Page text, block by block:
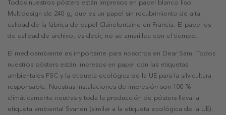
Todos nuestros pósters están impresos en papel blanco liso
Multidesign de 240 g, que es un papel sin recubrimiento de alta
calidad de la fábrica de papel Clairefontaine en Francia. El papel es
de calidad de archivo, es decir, no se amarillea con el tiempo.
El medioambiente es importante para nosotros en Dear Sam. Todos
nuestros pósters están impresos en papel con las etiquetas
ambientales FSC y la etiqueta ecológica de la UE para la silvicultura
responsable. Nuestras instalaciones de impresión son 100 %
climáticamente neutras y toda la producción de pósters lleva la
etiqueta ambiental Svanen (similar a la etiqueta ecológica de la UE).